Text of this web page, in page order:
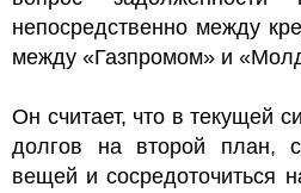
непосредственно между
между «Газпромом» и
Он считает, что в текущей
долгов на второй план,
вещей и сосредоточиться